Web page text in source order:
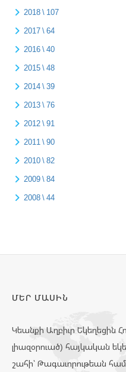
2018 \ 107
2017 \ 64
2016 \ 40
2015 \ 48
2014 \ 39
2013 \ 76
2012 \ 91
2011 \ 90
2010 \ 82
2009 \ 84
2008 \ 44
ՄԵՐ ՄԱՍԻՆ
Կեանքի Աղբիւր Եկեղեցին
լիազօրուած) հայկական
շահի՝ Թագաւորութեան